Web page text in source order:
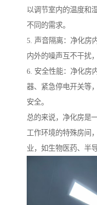
以调节室内的温度和
不同的需求。
5. 声音隔离：净化房
内外的噪声互不干扰
6. 安全性能：净化房
器、紧急停电开关等
安全。
总的来说，净化房是
工作环境的特殊房间
业，如生物医药、半